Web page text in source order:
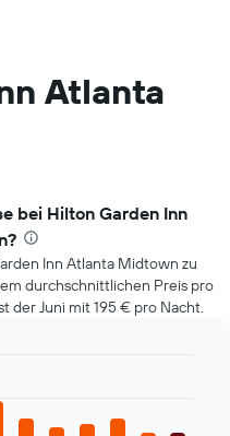
Atlanta
bei Hilton Garden Inn
Inn Atlanta Midtown zu
durchschnittlichen Preis pro
der Juni mit 195 € pro Nacht.